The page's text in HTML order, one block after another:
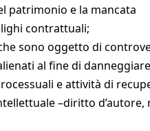
patrimonio e la mancata
contrattuali;
sono oggetto di
al fine di
e attività di
–diritto d’autore,